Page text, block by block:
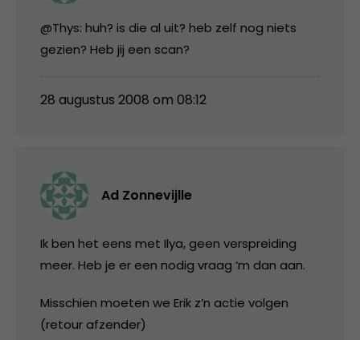
@Thys: huh? is die al uit? heb zelf nog niets
gezien? Heb jij een scan?
28 augustus 2008 om 08:12
Ad Zonnevijlle
Ik ben het eens met Ilya, geen verspreiding
meer. Heb je er een nodig vraag ‘m dan aan.
Misschien moeten we Erik z’n actie volgen
(retour afzender)